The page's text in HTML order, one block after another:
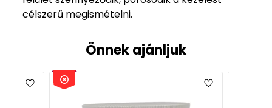
célszerű megismételni.
Önnek ajánljuk